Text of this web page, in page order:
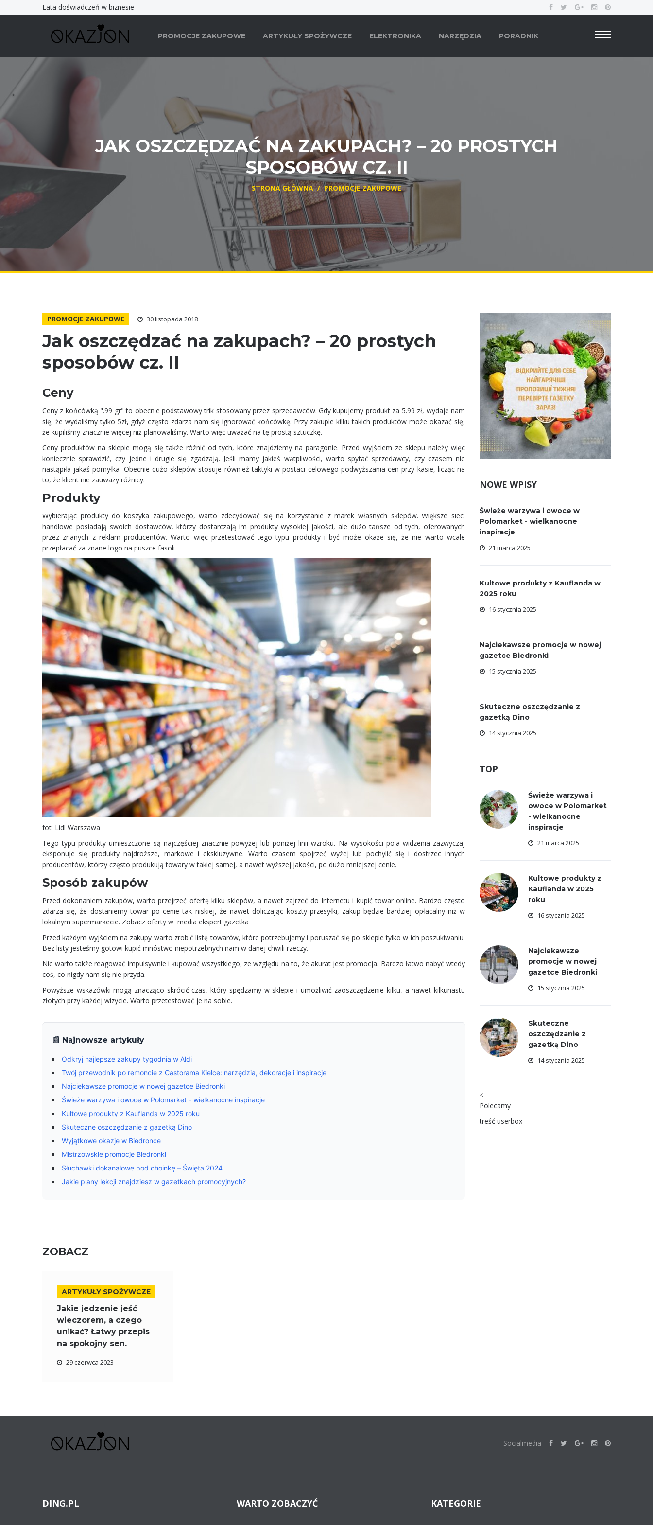
Lata doświadczeń w biznesie
PROMOCJE ZAKUPOWE ARTYKUŁY SPOŻYWCZE ELEKTRONIKA NARZĘDZIA PORADNIK
JAK OSZCZĘDZAĆ NA ZAKUPACH? – 20 PROSTYCH
SPOSOBÓW CZ. II
STRONA GŁÓWNA / PROMOCJE ZAKUPOWE
PROMOCJE ZAKUPOWE 30 listopada 2018
Jak oszczędzać na zakupach? – 20 prostych
sposobów cz. II
Ceny
Ceny z końcówką ".99 gr" to obecnie podstawowy trik stosowany przez sprzedawców. Gdy kupujemy produkt za 5.99 zł, wydaje nam
się, że wydaliśmy tylko 5zł, gdyż często zdarza nam się ignorować końcówkę. Przy zakupie kilku takich produktów może okazać się,
że kupiliśmy znacznie więcej niż planowaliśmy. Warto więc uważać na tę prostą sztuczkę.
Ceny produktów na sklepie mogą się także różnić od tych, które znajdziemy na paragonie. Przed wyjściem ze sklepu należy więc
koniecznie sprawdzić, czy jedne i drugie się zgadzają. Jeśli mamy jakieś wątpliwości, warto spytać sprzedawcy, czy czasem nie
nastąpiła jakaś pomyłka. Obecnie dużo sklepów stosuje również taktyki w postaci celowego podwyższania cen przy kasie, licząc na
to, że klient nie zauważy różnicy.
Produkty
Wybierając produkty do koszyka zakupowego, warto zdecydować się na korzystanie z marek własnych sklepów. Większe sieci
handlowe posiadają swoich dostawców, którzy dostarczają im produkty wysokiej jakości, ale dużo tańsze od tych, oferowanych
przez znanych z reklam producentów. Warto więc przetestować tego typu produkty i być może okaże się, że nie warto wcale
przepłacać za znane logo na puszce fasoli.
fot. Lidl Warszawa
Tego typu produkty umieszczone są najczęściej znacznie powyżej lub poniżej linii wzroku. Na wysokości pola widzenia zazwyczaj
eksponuje się produkty najdroższe, markowe i ekskluzywne. Warto czasem spojrzeć wyżej lub pochylić się i dostrzec innych
producentów, którzy często produkują towary w takiej samej, a nawet wyższej jakości, po dużo mniejszej cenie.
Sposób zakupów
Przed dokonaniem zakupów, warto przejrzeć ofertę kilku sklepów, a nawet zajrzeć do Internetu i kupić towar online. Bardzo często
zdarza się, że dostaniemy towar po cenie tak niskiej, że nawet doliczając koszty przesyłki, zakup będzie bardziej opłacalny niż w
lokalnym supermarkecie. Zobacz oferty w media ekspert gazetka
Przed każdym wyjściem na zakupy warto zrobić listę towarów, które potrzebujemy i poruszać się po sklepie tylko w ich poszukiwaniu.
Bez listy jesteśmy gotowi kupić mnóstwo niepotrzebnych nam w danej chwili rzeczy.
Nie warto także reagować impulsywnie i kupować wszystkiego, ze względu na to, że akurat jest promocja. Bardzo łatwo nabyć wtedy
coś, co nigdy nam się nie przyda.
Powyższe wskazówki mogą znacząco skrócić czas, który spędzamy w sklepie i umożliwić zaoszczędzenie kilku, a nawet kilkunastu
złotych przy każdej wizycie. Warto przetestować je na sobie.
📰 Najnowsze artykuły
Odkryj najlepsze zakupy tygodnia w Aldi
Twój przewodnik po remoncie z Castorama Kielce: narzędzia, dekoracje i inspiracje
Najciekawsze promocje w nowej gazetce Biedronki
Świeże warzywa i owoce w Polomarket - wielkanocne inspiracje
Kultowe produkty z Kauflanda w 2025 roku
Skuteczne oszczędzanie z gazetką Dino
Wyjątkowe okazje w Biedronce
Mistrzowskie promocje Biedronki
Słuchawki dokanałowe pod choinkę – Święta 2024
Jakie plany lekcji znajdziesz w gazetkach promocyjnych?
ZOBACZ
ARTYKUŁY SPOŻYWCZE
Jakie jedzenie jeść
wieczorem, a czego
unikać? Łatwy przepis
na spokojny sen.
29 czerwca 2023
NOWE WPISY
Świeże warzywa i owoce w
Polomarket - wielkanocne
inspiracje
21 marca 2025
Kultowe produkty z Kauflanda w
2025 roku
16 stycznia 2025
Najciekawsze promocje w nowej
gazetce Biedronki
15 stycznia 2025
Skuteczne oszczędzanie z
gazetką Dino
14 stycznia 2025
TOP
Świeże warzywa i
owoce w Polomarket
- wielkanocne
inspiracje
21 marca 2025
Kultowe produkty z
Kauflanda w 2025
roku
16 stycznia 2025
Najciekawsze
promocje w nowej
gazetce Biedronki
15 stycznia 2025
Skuteczne
oszczędzanie z
gazetką Dino
14 stycznia 2025
<
Polecamy
treść userbox
Socialmedia
DING.PL WARTO ZOBACZYĆ KATEGORIE